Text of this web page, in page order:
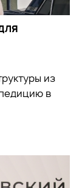
из
в